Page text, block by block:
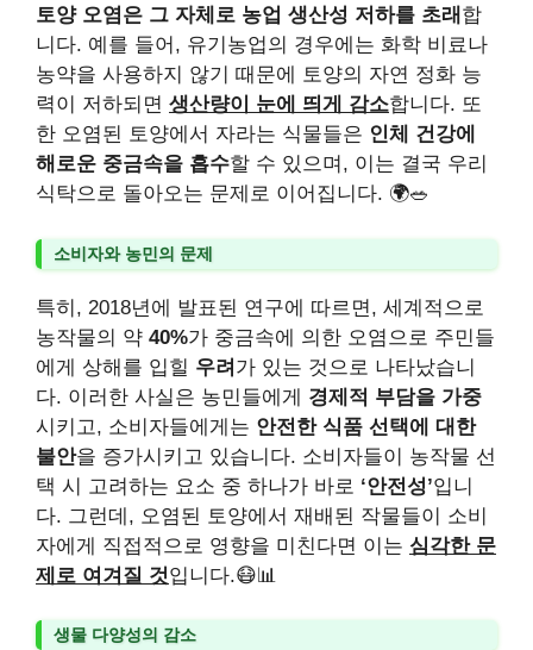
토양 오염은 그 자체로 농업 생산성 저하를 초래 합
니다. 예를 들어, 유기농업의 경우에는 화학 비료나
농약을 사용하지 않기 때문에 토양의 자연 정화 능
력이 저하되면 생산량이 눈에 띄게 감소합니다. 또
한 오염된 토양에서 자라는 식물들은 인체 건강에
해로운 중금속을 흡수할 수 있으며, 이는 결국 우리
식탁으로 돌아오는 문제로 이어집니다. 🌍🥗
소비자와 농민의 문제
특히, 2018년에 발표된 연구에 따르면, 세계적으로
농작물의 약 40%가 중금속에 의한 오염으로 주민들
에게 상해를 입힐 우려 가 있는 것으로 나타났습니
다. 이러한 사실은 농민들에게 경제적 부담을 가중
시키고, 소비자들에게는 안전한 식품 선택에 대한
불안을 증가시키고 있습니다. 소비자들이 농작물 선
택 시 고려하는 요소 중 하나가 바로 ‘안전성’입니
다. 그런데, 오염된 토양에서 재배된 작물들이 소비
자에게 직접적으로 영향을 미친다면 이는 심각한 문
제로 여겨질 것입니다.😷📊
생물 다양성의 감소